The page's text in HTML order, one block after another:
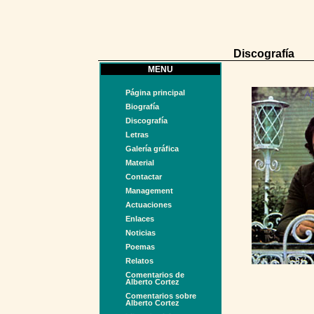
Discografía
MENU
Página principal
Biografía
Discografía
Letras
Galería gráfica
Material
Contactar
Management
Actuaciones
Enlaces
Noticias
Poemas
Relatos
Comentarios de
Alberto Cortez
Comentarios sobre
Alberto Cortez